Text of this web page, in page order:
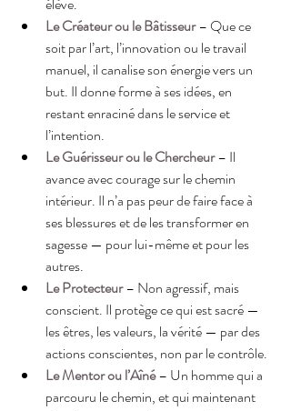
Le Créateur ou le Bâtisseur – Que ce
soit par l’art, l’innovation ou le travail
manuel, il canalise son énergie vers un
but. Il donne forme à ses idées, en
restant enraciné dans le service et
l’intention.
Le Guérisseur ou le Chercheur – Il
avance avec courage sur le chemin
intérieur. Il n’a pas peur de faire face à
ses blessures et de les transformer en
sagesse — pour lui-même et pour les
autres.
Le Protecteur – Non agressif, mais
conscient. Il protège ce qui est sacré —
les êtres, les valeurs, la vérité — par des
actions conscientes, non par le contrôle.
Le Mentor ou l’Aîné – Un homme qui a
parcouru le chemin, et qui maintenant